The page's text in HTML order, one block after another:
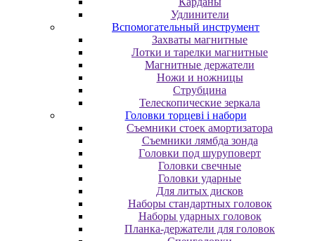
Удлинители
Вспомогательный инструмент
Захваты магнитные
Лотки и тарелки магнитные
Магнитные держатели
Ножи и ножницы
Струбцина
Телескопические зеркала
Головки торцеві і набори
Cъeмники cтoeк aмopтизaтopa
Cъeмники лямбдa зoндa
Гoлoвки пoд шуpупoвepт
Головки свечные
Головки ударные
Для литых дисков
Наборы стандартных головок
Наборы ударных головок
Планка-держатели для головок